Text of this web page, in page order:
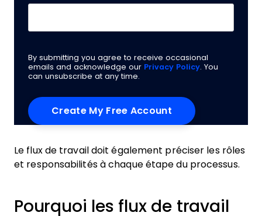
By submitting you agree to receive occasional
emails and acknowledge our Privacy Policy. You
can unsubscribe at any time.
Le flux de travail doit également préciser les rôles
et responsabilités à chaque étape du processus.
Pourquoi les flux de travail